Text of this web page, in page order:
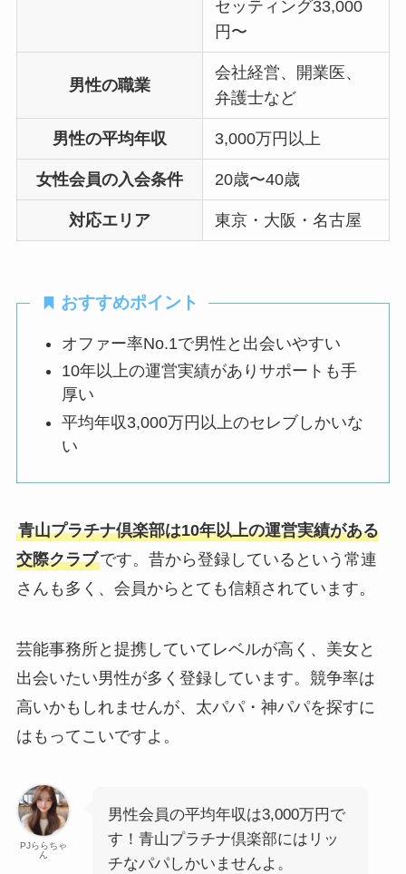
セッティング33,000
円〜
男性の職業
会社経営、開業医、
弁護士など
男性の平均年収 3,000万円以上
女性会員の入会条件 20歳〜40歳
対応エリア 東京・大阪・名古屋
おすすめポイント
オファー率No.1で男性と出会いやすい
10年以上の運営実績がありサポートも手
厚い
平均年収3,000万円以上のセレブしかいな
い
青山プラチナ倶楽部は10年以上の運営実績がある
交際クラブです。昔から登録しているという常連
さんも多く、会員からとても信頼されています。
芸能事務所と提携していてレベルが高く、美女と
出会いたい男性が多く登録しています。競争率は
高いかもしれませんが、太パパ・神パパを探すに
はもってこいですよ。
PJららちゃ
ん
男性会員の平均年収は3,000万円で
す！青山プラチナ倶楽部にはリッ
チなパパしかいませんよ。